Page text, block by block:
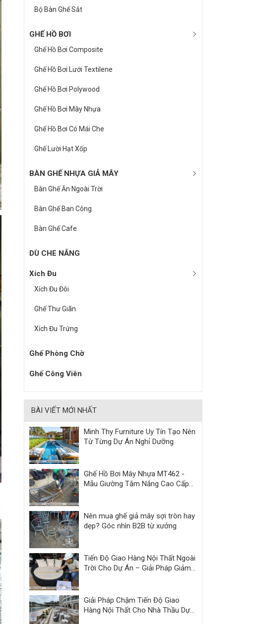
Bộ Bàn Ghế Sắt
GHẾ HỒ BƠI
Ghế Hồ Bơi Composite
Ghế Hồ Bơi Lưới Textilene
Ghế Hồ Bơi Polywood
Ghế Hồ Bơi Mây Nhựa
Ghế Hồ Bơi Có Mái Che
Ghế Lười Hạt Xốp
BÀN GHẾ NHỰA GIẢ MÂY
Bàn Ghế Ăn Ngoài Trời
Bàn Ghế Ban Công
Bàn Ghế Cafe
DÙ CHE NẮNG
Xích Đu
Xích Đu Đôi
Ghế Thư Giãn
Xích Đu Trứng
Ghế Phòng Chờ
Ghế Công Viên
BÀI VIẾT MỚI NHẤT
Minh Thy Furniture Uy Tín Tạo Nên
Từ Từng Dự Án Nghỉ Dưỡng
Ghế Hồ Bơi Mây Nhựa MT462 -
Mẫu Giường Tắm Nắng Cao Cấp
Nên mua ghế giả mây sợi tròn hay
dẹp? Góc nhìn B2B từ xưởng
Tiến Độ Giao Hàng Nội Thất Ngoài
Trời Cho Dự Án – Giải Pháp Giảm
Giải Pháp Chậm Tiến Độ Giao
Hàng Nội Thất Cho Nhà Thầu Dự